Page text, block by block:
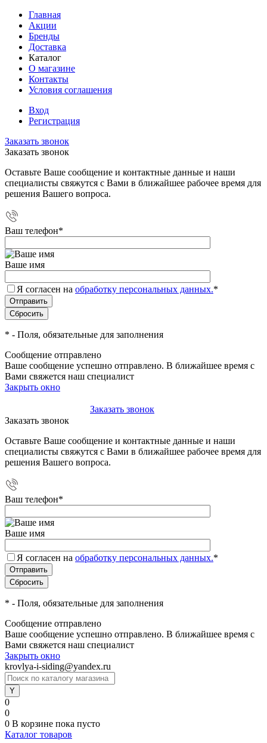
Главная
Акции
Бренды
Доставка
Каталог
О магазине
Контакты
Условия соглашения
Вход
Регистрация
Заказать звонок
Заказать звонок
Оставьте Ваше сообщение и контактные данные и наши
специалисты свяжутся с Вами в ближайшее рабочее время для
решения Вашего вопроса.
Ваш телефон*
Ваше имя
Я согласен на обработку персональных данных.*
* - Поля, обязательные для заполнения
Сообщение отправлено
Ваше сообщение успешно отправлено. В ближайшее время с
Вами свяжется наш специалист
Закрыть окно
Заказать звонок
Заказать звонок
Оставьте Ваше сообщение и контактные данные и наши
специалисты свяжутся с Вами в ближайшее рабочее время для
решения Вашего вопроса.
Ваш телефон*
Ваше имя
Я согласен на обработку персональных данных.*
* - Поля, обязательные для заполнения
Сообщение отправлено
Ваше сообщение успешно отправлено. В ближайшее время с
Вами свяжется наш специалист
Закрыть окно
krovlya-i-siding@yandex.ru
0
0
0 В корзине пока пусто
Каталог товаров